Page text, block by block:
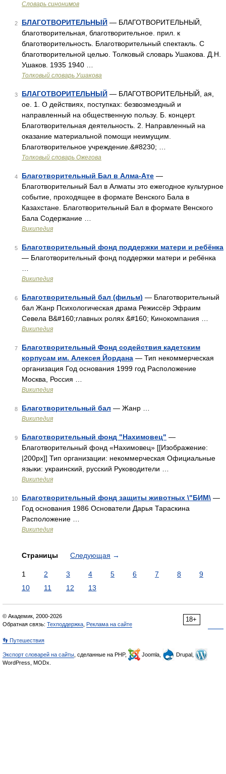
Словарь синонимов
2 БЛАГОТВОРИТЕЛЬНЫЙ — БЛАГОТВОРИТЕЛЬНЫЙ,
благотворительная, благотворительное. прил. к
благотворительность. Благотворительный спектакль. С
благотворительной целью. Толковый словарь Ушакова. Д.Н.
Ушаков. 1935 1940 …
Толковый словарь Ушакова
3 БЛАГОТВОРИТЕЛЬНЫЙ — БЛАГОТВОРИТЕЛЬНЫЙ, ая,
ое. 1. О действиях, поступках: безвозмездный и
направленный на общественную пользу. Б. концерт.
Благотворительная деятельность. 2. Направленный на
оказание материальной помощи неимущим.
Благотворительное учреждение.&#8230; …
Толковый словарь Ожегова
4 Благотворительный Бал в Алма-Ате —
Благотворительный Бал в Алматы это ежегодное культурное
событие, проходящее в формате Венского Бала в
Казахстане. Благотворительный Бал в формате Венского
Бала Содержание …
Википедия
5
Благотворительный фонд поддержки матери и ребёнка
— Благотворительный фонд поддержки матери и ребёнка
Википедия
6 Благотворительный бал (фильм) — Благотворительный
бал Жанр Психологическая драма Режиссёр Эфраим
Севела В&#160;главных ролях &#160; Кинокомпания …
Википедия
7
Благотворительный Фонд содействия кадетским
корпусам им. Алексея Йордана — Тип некоммерческая
организация Год основания 1999 год Расположение
Москва, Россия …
Википедия
8 Благотворительный бал — Жанр …
Википедия
9 Благотворительный фонд "Нахимовец" —
Благотворительный фонд «Нахимовец» [[Изображение:
|200px]] Тип организации: некоммерческая Официальные
языки: украинский, русский Руководители …
Википедия
10 Благотворительный фонд защиты животных \"БИМ\ —
Год основания 1986 Основатели Дарья Тараскина
Расположение …
Википедия
Страницы Следующая →
1 2 3 4 5 6 7 8
9
10
11 12 13
18+
© Академик, 2000-2026
Обратная связь: Техподдержка Реклама на сайте
👣 Путешествия
Экспорт словарей на сайты , сделанные на PHP, Joomla,
Drupal,
WordPress, MODx.